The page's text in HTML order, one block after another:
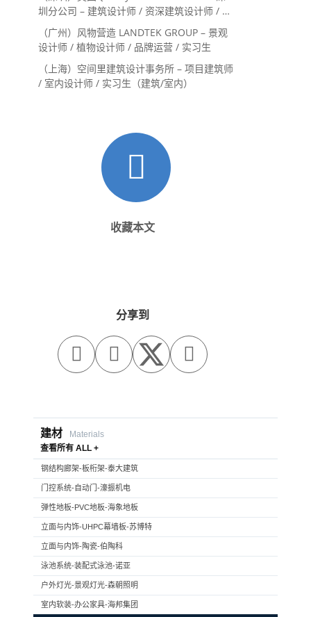
圳分公司 – 建筑设计师 / 资深建筑设计师 / 室
内设计师 / 设计实习生
（广州）风物营造 LANDTEK GROUP – 景观
设计师 / 植物设计师 / 品牌运营 / 实习生
（上海）空间里建筑设计事务所 – 项目建筑师
/ 室内设计师 / 实习生（建筑/室内）
收藏本文
分享到
  
建材
Materials
查看所有 ALL +
钢结构廊架-板桁架-泰大建筑
门控系统-自动门-濠振机电
弹性地板-PVC地板-海象地板
立面与内饰-UHPC幕墙板-苏博特
立面与内饰-陶瓷-伯陶科
泳池系统-装配式泳池-诺亚
户外灯光-景观灯光-森朝照明
室内软装-办公家具-海邦集团